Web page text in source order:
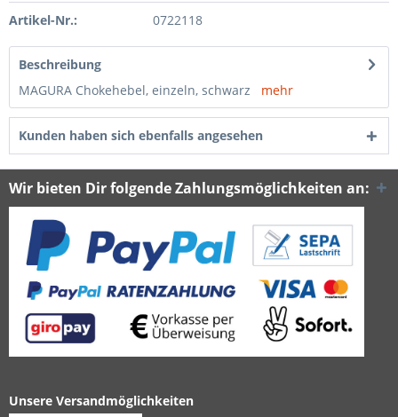
Artikel-Nr.: 0722118
Beschreibung
MAGURA Chokehebel, einzeln, schwarz mehr
Kunden haben sich ebenfalls angesehen
Wir bieten Dir folgende Zahlungsmöglichkeiten an:
Unsere Versandmöglichkeiten